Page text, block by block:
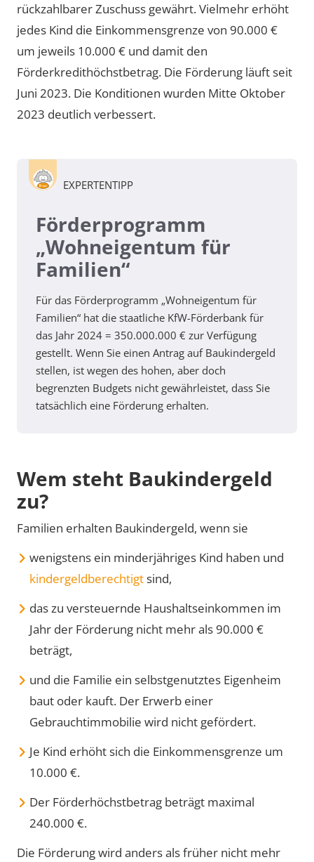
rückzahlbarer Zuschuss gewährt. Vielmehr erhöht
jedes Kind die Einkommensgrenze von 90.000 €
um jeweils 10.000 € und damit den
Förderkredithöchstbetrag. Die Förderung läuft seit
Juni 2023. Die Konditionen wurden Mitte Oktober
2023 deutlich verbessert.
EXPERTENTIPP
Förderprogramm
„Wohneigentum für
Familien“
Für das Förderprogramm „Wohneigentum für
Familien“ hat die staatliche KfW-Förderbank für
das Jahr 2024 = 350.000.000 € zur Verfügung
gestellt. Wenn Sie einen Antrag auf Baukindergeld
stellen, ist wegen des hohen, aber doch
begrenzten Budgets nicht gewährleistet, dass Sie
tatsächlich eine Förderung erhalten.
Wem steht Baukindergeld
zu?
Familien erhalten Baukindergeld, wenn sie
wenigstens ein minderjähriges Kind haben und
kindergeldberechtigtsind,
das zu versteuernde Haushaltseinkommen im
Jahr der Förderung nicht mehr als 90.000 €
beträgt,
und die Familie ein selbstgenutztes Eigenheim
baut oder kauft. Der Erwerb einer
Gebrauchtimmobilie wird nicht gefördert.
Je Kind erhöht sich die Einkommensgrenze um
10.000 €.
Der Förderhöchstbetrag beträgt maximal
240.000 €.
Die Förderung wird anders als früher nicht mehr